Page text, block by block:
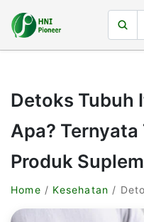
Detoks Tubuh
Apa?
Produk
Home / Kesehatan /